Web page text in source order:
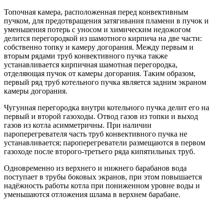
Топочная камера, расположенная перед конвективным
пучком, для предотвращения затягивания пламени в пучок и
уменьшения потерь с уносом и химическим недожогом
делится перегородкой из шамотного кирпича на две части:
собственно топку и камеру догорания. Между первым и
вторым рядами труб конвективного пучка также
устанавливается кирпичная шамотная перегородка,
отделяющая пучок от камеры догорания. Таким образом,
первый ряд труб котельного пучка является задним экраном
камеры догорания.
Чугунная перегородка внутри котельного пучка делит его на
первый и второй газоходы. Отвод газов из топки и выход
газов из котла асимметричны. При наличии
пароперегревателя часть труб конвективного пучка не
устанавливается; пароперегреватели размещаются в первом
газоходе после второго-третьего ряда кипятильных труб.
Одновременно из верхнего и нижнего барабанов вода
поступает в трубы боковых экранов, при этом повышается
надёжность работы котла при пониженном уровне воды и
уменьшаются отложения шлама в верхнем барабане.